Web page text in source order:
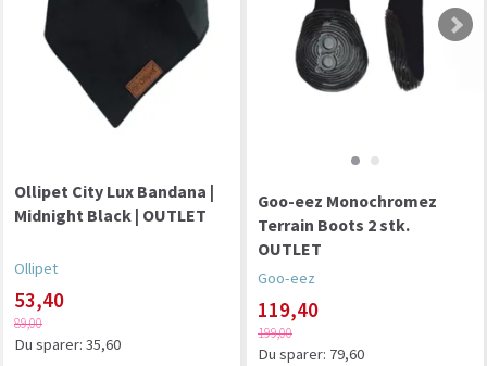
Ollipet City Lux Bandana |
Midnight Black | OUTLET
Ollipet
53,40
89,00
Du sparer: 35,60
Goo-eez Monochromez
Terrain Boots 2 stk.
OUTLET
Goo-eez
119,40
199,00
Du sparer: 79,60